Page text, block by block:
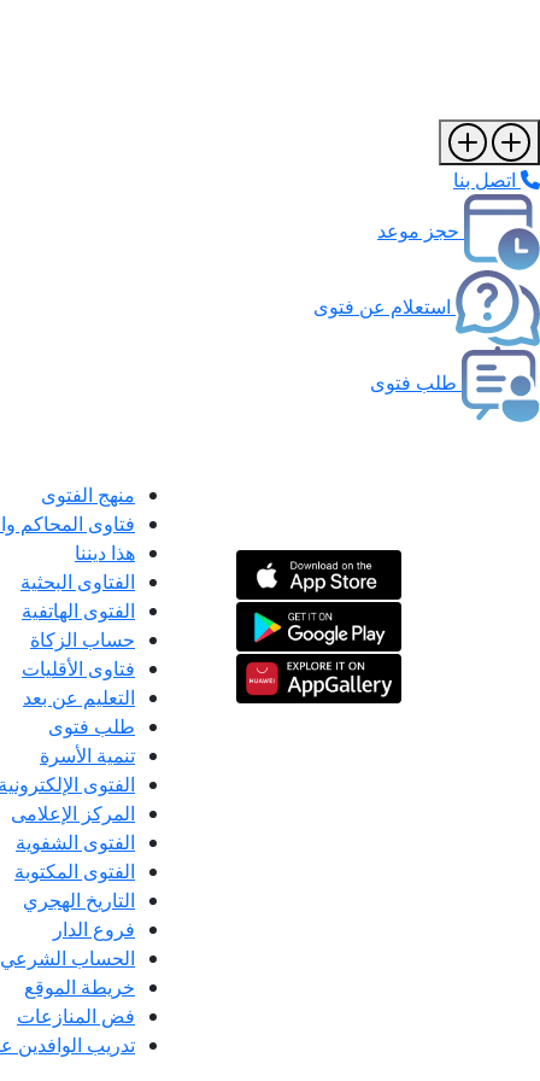
اتصل بنا
حجز موعد
استعلام عن فتوى
طلب فتوى
منهج الفتوى
فتاوى المحاكم
هذا ديننا
الفتاوى البحثية
الفتوى الهاتفية
حساب الزكاة
فتاوى الأقليات
التعليم عن بعد
طلب فتوى
تنمية الأسرة
الفتوى الإلكترونية
المركز الإعلامى
الفتوى الشفوية
الفتوى المكتوبة
التاريخ الهجري
فروع الدار
الحساب الشرعي
خريطة الموقع
فض المنازعات
تدريب الوافدين